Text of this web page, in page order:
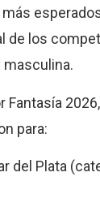
de los
Fantasía
para:
del Plata